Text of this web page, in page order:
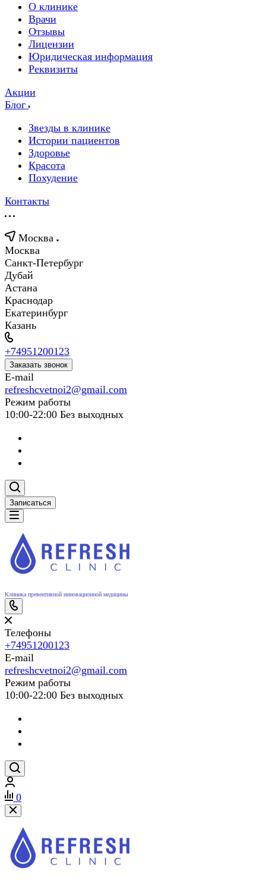
О клинике
Врачи
Отзывы
Лицензии
Юридическая информация
Реквизиты
Акции
Блог
Звезды в клинике
Истории пациентов
Здоровье
Красота
Похудение
Контакты
Москва
Москва
Санкт-Петербург
Дубай
Астана
Краснодар
Екатеринбург
Казань
+74951200123
Заказать звонок
E-mail
refreshcvetnoi2@gmail.com
Режим работы
10:00-22:00 Без выходных
Записаться
Клиника превентивной инновационной медицины
Телефоны
+74951200123
E-mail
refreshcvetnoi2@gmail.com
Режим работы
10:00-22:00 Без выходных
0